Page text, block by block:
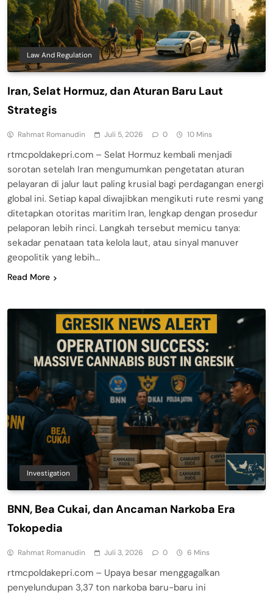
Law And Regulation
Iran, Selat Hormuz, dan Aturan Baru Laut
Strategis
Rahmat Romanudin Juli 5, 2026 0 10 Mins
rtmcpoldakepri.com – Selat Hormuz kembali menjadi
sorotan setelah Iran mengumumkan pengetatan aturan
pelayaran di jalur laut paling krusial bagi perdagangan energi
global ini. Setiap kapal diwajibkan mengikuti rute resmi yang
ditetapkan otoritas maritim Iran, lengkap dengan prosedur
pelaporan lebih rinci. Langkah tersebut memicu tanya:
sekadar penataan tata kelola laut, atau sinyal manuver
geopolitik yang lebih…
Read More
Investigation
BNN, Bea Cukai, dan Ancaman Narkoba Era
Tokopedia
Rahmat Romanudin Juli 3, 2026 0 6 Mins
rtmcpoldakepri.com – Upaya besar menggagalkan
penyelundupan 3,37 ton narkoba baru-baru ini